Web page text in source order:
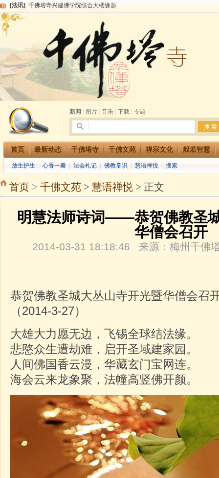
[法讯] 千佛塔寺兴建佛学院综合大楼缘起
[法讯]
千佛塔寺阅藏堂周末阅藏报名通知
清明节祭祖报恩地藏法会
[法讯]
本寺方丈上明下慧尼和尚开讲《六祖坛经》
[法讯] 2015-3-26师父于法堂对大众的开示
[法讯]
广东千佛塔寺云门佛学院女众部 2016年招生简章
[法讯]
恭请海涛法师莅临千佛塔寺弘法
[法讯]
2014年七月大法会 祈福息灾地藏七 冥阳两利普渡群蒙盂兰盆
[法讯] 千佛塔寺云门佛学院女众部2014年招生简章
新闻
图片 音乐 下载 专题
首页 最新动态 千佛塔寺 千佛文苑 禅宗文化 般若智慧
放生护生 心香一瓣 法会札记 佛教常识 慧语禅悦 搜索
首页 > 千佛文苑 > 慧语禅悦 > 正文
明慧法师诗词——恭贺佛教圣
华僧会召开
2014-03-31 18:18:46 来源：梅州千佛
恭贺佛教圣城大丛山寺开光暨华僧会召
（2014-3-27）
大雄大力愿无边，飞锡全球结法缘。
悲愍众生遭劫难，启开圣域建家园。
人间佛国香云漫，华藏玄门宝网连。
海会云来龙象聚，法幢高竖佛开颜。